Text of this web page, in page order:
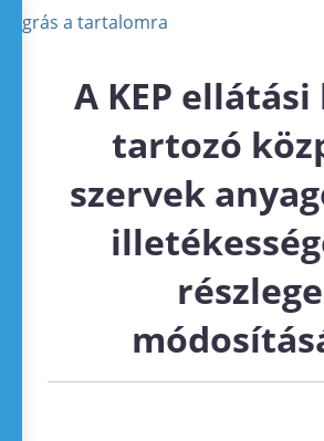
Ugrás a tartalomra
A KEP
tartozó
szervek